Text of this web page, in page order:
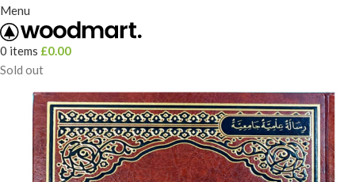
Menu
0 items £0.00
Sold out